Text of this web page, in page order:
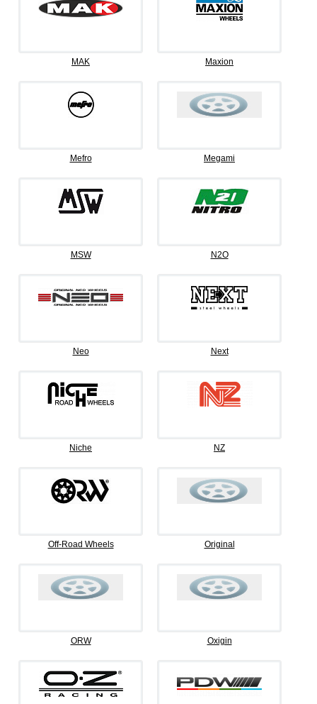
MAK Maxion
Mefro Megami
MSW N2O
Neo Next
Niche NZ
Off-Road Wheels Original
ORW Oxigin